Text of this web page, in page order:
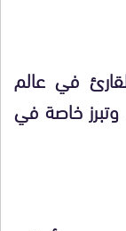
في عالم
وتبرز خاصة في